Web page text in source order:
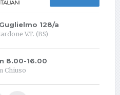
128/a
V.T. (BS)
8.00-16.00
Chiuso